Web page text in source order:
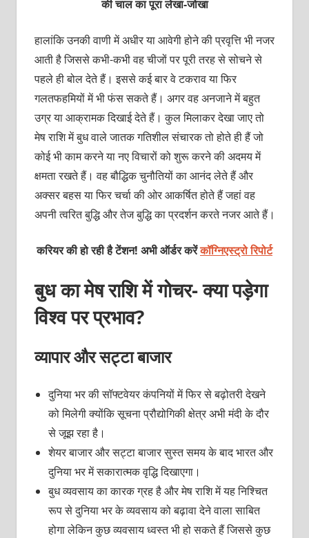
की चाल का पूरा लेखा-जोखा
हालांकि उनकी वाणी में अधीर या आवेगी होने की प्रवृत्ति भी नजर
आती है जिससे कभी-कभी वह चीजों पर पूरी तरह से सोचने से
पहले ही बोल देते हैं। इससे कई बार वे टकराव या फिर
गलतफहमियों में भी फंस सकते हैं। अगर वह अनजाने में बहुत
उग्र या आक्रामक दिखाई देते हैं। कुल मिलाकर देखा जाए तो
मेष राशि में बुध वाले जातक गतिशील संचारक तो होते ही हैं जो
कोई भी काम करने या नए विचारों को शुरू करने की अदमय में
क्षमता रखते हैं। वह बौद्धिक चुनौतियों का आनंद लेते हैं और
अक्सर बहस या फिर चर्चा की ओर आकर्षित होते हैं जहां वह
अपनी त्वरित बुद्धि और तेज बुद्धि का प्रदर्शन करते नजर आते हैं।
करियर की हो रही है टेंशन! अभी ऑर्डर करेंकॉग्निएस्ट्रो रिपोर्ट
बुध का मेष राशि में गोचर- क्या पड़ेगा
विश्व पर प्रभाव?
व्यापार और सट्टा बाजार
दुनिया भर की सॉफ्टवेयर कंपनियों में फिर से बढ़ोतरी देखने
को मिलेगी क्योंकि सूचना प्रौद्योगिकी क्षेत्र अभी मंदी के दौर
से जूझ रहा है।
शेयर बाजार और सट्टा बाजार सुस्त समय के बाद भारत और
दुनिया भर में सकारात्मक वृद्धि दिखाएगा।
बुध व्यवसाय का कारक ग्रह है और मेष राशि में यह निश्चित
रूप से दुनिया भर के व्यवसाय को बढ़ावा देने वाला साबित
होगा लेकिन कुछ व्यवसाय ध्वस्त भी हो सकते हैं जिससे कुछ